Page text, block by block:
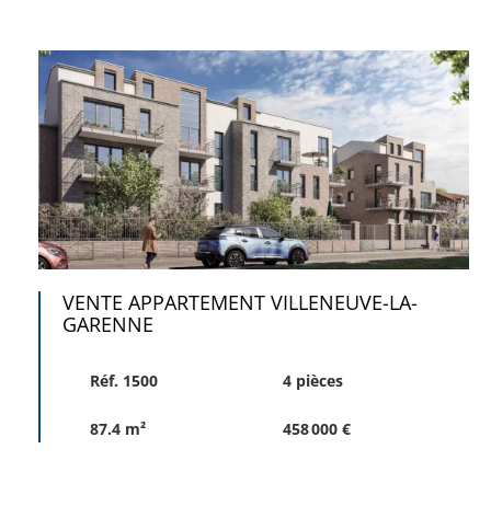
VENTE APPARTEMENT VILLENEUVE-LA-
GARENNE
Réf. 1500 4 pièces
87.4 m² 458 000 €